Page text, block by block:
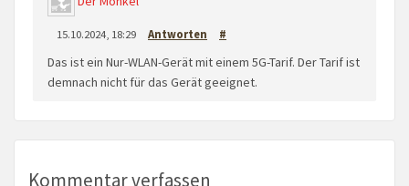
15.10.2024, 18:29 Antworten #
Das ist ein Nur-WLAN-Gerät mit einem 5G-Tarif. Der Tarif ist
demnach nicht für das Gerät geeignet.
Kommentar verfassen